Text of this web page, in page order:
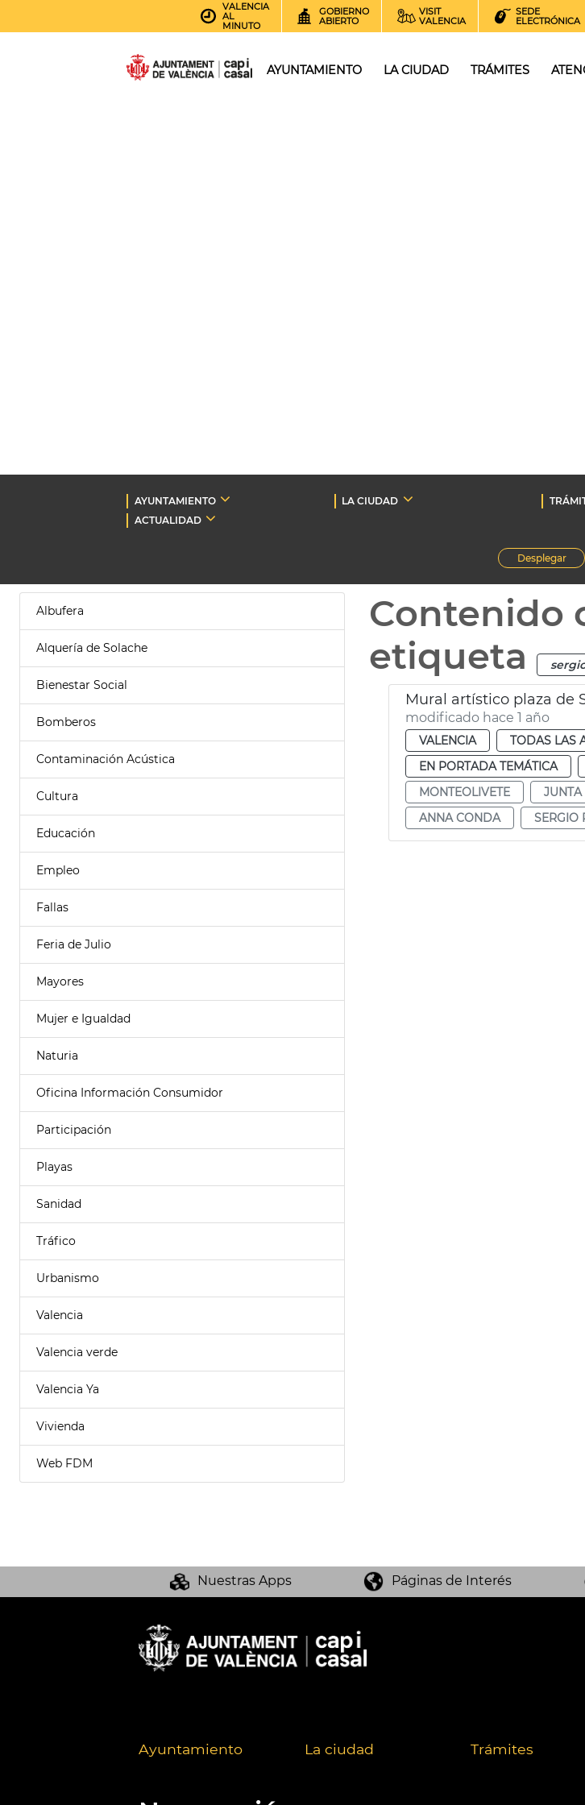
VALENCIA
AL
MINUTO
GOBIERNO
ABIERTO
VISIT
VALENCIA
SEDE
ELECTRÓNICA
AYUNTAMIENTO LA CIUDAD TRÁMITES
AYUNTAMIENTO LA CIUDAD
ACTUALIDAD
Desplegar
Albufera
Alquería de Solache
Bienestar Social
Bomberos
Contaminación Acústica
Cultura
Educación
Empleo
Fallas
Feria de Julio
Mayores
Mujer e Igualdad
Naturia
Oficina Información Consumidor
Participación
Playas
Sanidad
Tráfico
Urbanismo
Valencia
Valencia verde
Valencia Ya
Vivienda
Web FDM
Contenido
etiqueta
Mural artístico plaza de
modificado hace 1 año
VALENCIA TODAS LAS
EN PORTADA TEMÁTICA
MONTEOLIVETE
JUNTA
ANNA CONDA
SERGIO
Nuestras Apps Páginas de Interés
Ayuntamiento La ciudad Trámites